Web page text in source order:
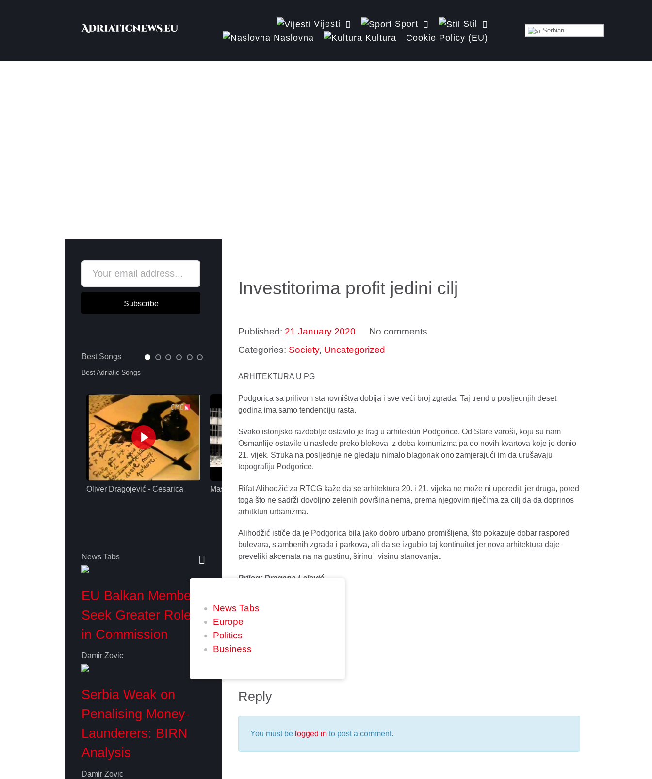
Vijesti Sport
Stil
Naslovna
Kultura Cookie Policy (EU)
Serbian
Subscribe
Best Songs
Best Adriatic Songs
Oliver Dragojević - Cesarica Massimo - Iz jednog pogleda MC STOJAN - LA MIAMI Maya Berović - BROJ
News Tabs
Europe
Politics
Business
News Tabs
EU Balkan Members
Seek Greater Role
in Commission
Damir Zovic
Serbia Weak on
Penalising Money-
Launderers: BIRN
Analysis
Damir Zovic
Investitorima profit jedini cilj
Published: 21 January 2020
No comments
Categories: Society, Uncategorized
ARHITEKTURA U PG
Podgorica sa prilivom stanovništva dobija i sve veći broj zgrada. Taj trend u posljednjih deset
godina ima samo tendenciju rasta.
Svako istorijsko razdoblje ostavilo je trag u arhitekturi Podgorice. Od Stare varoši, koju su nam
Osmanlije ostavile u nasleđe preko blokova iz doba komunizma pa do novih kvartova koje je donio
21. vijek. Struka na posljednje ne gledaju nimalo blagonaklono zamjerajući im da urušavaju
topografiju Podgorice.
Rifat Alihodžić za RTCG kaže da se arhitektura 20. i 21. vijeka ne može ni uporediti jer druga, pored
toga što ne sadrži dovoljno zelenih površina nema, prema njegovim riječima za cilj da da doprinos
arhitkturi urbanizma.
Alihodžić ističe da je Podgorica bila jako dobro urbano promišljena, što pokazuje dobar raspored
bulevara, stambenih zgrada i parkova, ali da se izgubio taj kontinuitet jer nova arhitektura daje
preveliki akcenata na na gustinu, širinu i visinu stanovanja..
Prilog: Dragana Lalević
0 comments
Reply
You must be logged in to post a comment.